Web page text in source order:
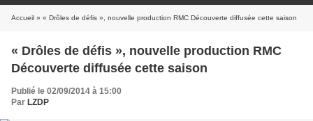
Accueil » « Drôles de défis », nouvelle production RMC Découverte diffusée cette saison
« Drôles de défis », nouvelle production RMC
Découverte diffusée cette saison
Publié le 02/09/2014 à 15:00
Par LZDP